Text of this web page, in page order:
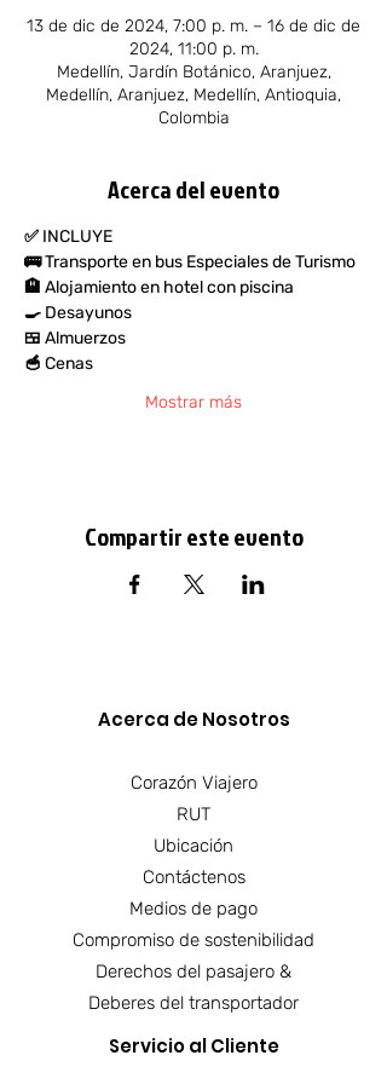
13 de dic de 2024, 7:00 p. m. – 16 de dic de
2024, 11:00 p. m.
Medellín, Jardín Botánico, Aranjuez,
Medellín, Aranjuez, Medellín, Antioquia,
Colombia
Acerca del evento
✅ INCLUYE
🚌 Transporte en bus Especiales de Turismo
🏨 Alojamiento en hotel con piscina
🍳 Desayunos
🍱 Almuerzos
🥣 Cenas
Mostrar más
Compartir este evento
Acerca de Nosotros​
Corazón Viajero
RUT
Ubicación
Contáctenos
Medios de pago
Compromiso de sostenibilidad
Derechos del pasajero &
Deberes del transportador
Servicio al Cliente